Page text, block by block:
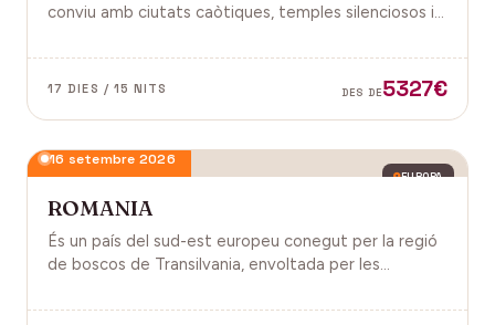
conviu amb ciutats caòtiques, temples silenciosos i
badies. Cambodja és un murmuri de selva i pedra
antiga, on els temples d'Angkor emergeixen entre
17 DIES / 15 NITS DES DE5327€
EUROPA
16 setembre 2026
ROMANIA
És un país del sud-est europeu conegut per la regió
de boscos de Transilvania, envoltada per les
segle XIV i el Castell de Peles.